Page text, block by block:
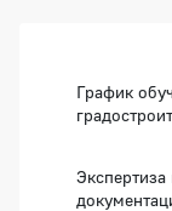
График